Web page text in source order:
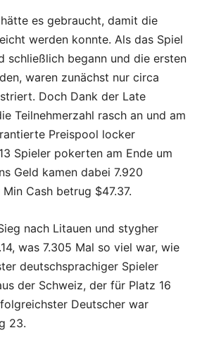
es gebraucht, damit die
werden konnte. Als das Spiel
schließlich begann und die ersten
waren zunächst nur circa
Doch Dank der Late
Teilnehmerzahl rasch an und am
Preispool locker
Spieler pokerten am Ende um
Geld kamen dabei 7.920
Cash betrug $47.37.
nach Litauen und stygher
was 7.305 Mal so viel war, wie
deutschsprachiger Spieler
der Schweiz, der für Platz 16
Deutscher war
23.